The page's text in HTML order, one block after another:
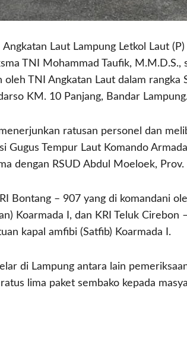
Angkatan Laut Lampung Letkol Laut
TNI Mohammad Taufik,
oleh TNI Angkatan Laut dalam
KM. 10 Panjang, Bandar
ratusan personel dan
Gugus Tempur Laut Komando
dengan RSUD Abdul Moeloek, Prov.
Bontang – 907 yang di komandani
Koarmada I, dan KRI Teluk
kapal amfibi (Satfib) Koarmada I.
di Lampung antara lain
lima paket sembako kepada